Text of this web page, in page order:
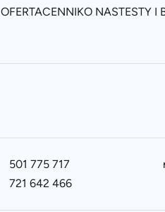
OFERTACENNIKO NASTESTY I
501 775 717
721 642 466